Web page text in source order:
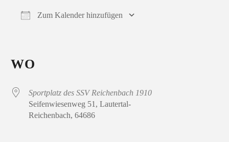
Zum Kalender hinzufügen
WO
Sportplatz des SSV Reichenbach 1910
Seifenwiesenweg 51, Lautertal-
Reichenbach, 64686